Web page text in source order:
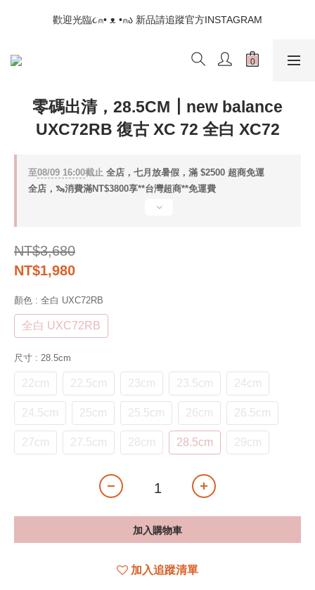
📣如果遇到結帳沒有反應，請另開瀏覽器 (不要直接從ig連結網站
下單)
歡迎光臨૮⍝• ᴥ •⍝ა 新品請追蹤官方INSTAGRAM
📣如果遇到結帳沒有反應，請另開瀏覽器 (不要直接從ig連結網站
零碼出清，28.5CM┃new balance
UXC72RB 復古 XC 72 全白 XC72
至08/09 16:00截止 全店，七月放暑假，滿 $2500 超商免運
全店，🦦消費滿NT$3800享**台灣超商**免運費
NT$3,680
NT$1,980
顏色 : 全白 UXC72RB
全白 UXC72RB
尺寸 : 28.5cm
22cm 22.5cm 23cm 23.5cm 24cm
24.5cm 25cm 25.5cm 26cm 26.5cm
27cm 27.5cm 28cm 28.5cm 29cm
加入購物車
加入追蹤清單